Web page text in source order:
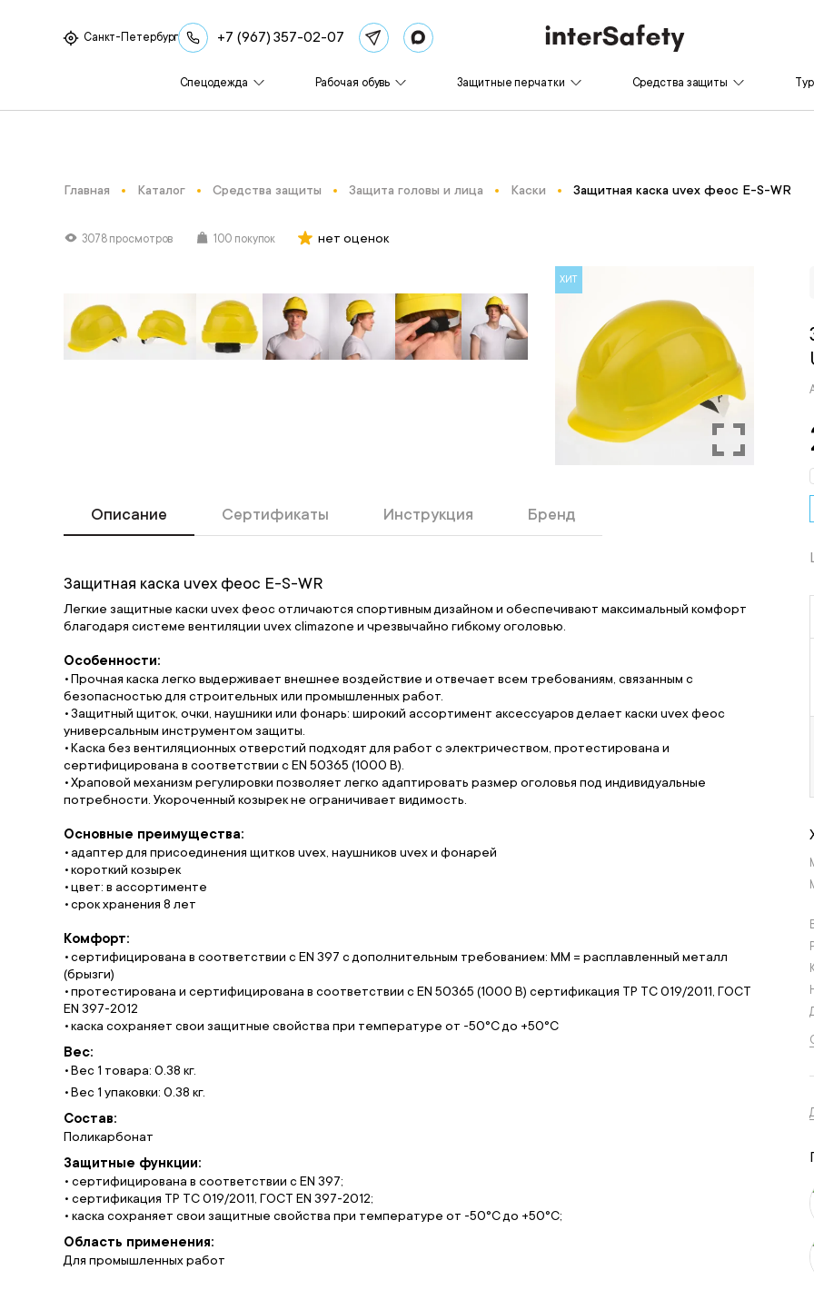
Санкт-Петербург +7 (967) 357-02-07
Спецодежда Рабочая обувь Защитные перчатки Средства защиты
Главная Каталог Средства защиты Защита головы и лица Каски Защитная каска uvex феос E-S-WR
3078 просмотров 100 покупок нет оценок
ХИТ
Описание Сертификаты Инструкция Бренд
Защитная каска uvex феос E-S-WR
Легкие защитные каски uvex феос отличаются спортивным дизайном и обеспечивают максимальный комфорт
благодаря системе вентиляции uvex climazone и чрезвычайно гибкому оголовью.
Особенности:
Прочная каска легко выдерживает внешнее воздействие и отвечает всем требованиям, связанным с
безопасностью для строительных или промышленных работ.
Защитный щиток, очки, наушники или фонарь: широкий ассортимент аксессуаров делает каски uvex феос
универсальным инструментом защиты.
Каска без вентиляционных отверстий подходят для работ с электричеством, протестирована и
сертифицирована в соответствии с EN 50365 (1000 В).
Храповой механизм регулировки позволяет легко адаптировать размер оголовья под индивидуальные
потребности. Укороченный козырек не ограничивает видимость.
Основные преимущества:
адаптер для присоединения щитков uvex, наушников uvex и фонарей
короткий козырек
цвет: в ассортименте
срок хранения 8 лет
Комфорт:
сертифицирована в соответствии с EN 397 с дополнительным требованием: MM = расплавленный металл
(брызги)
протестирована и сертифицирована в соответствии с EN 50365 (1000 В) сертификация ТР ТС 019/2011, ГОСТ
EN 397-2012
каска сохраняет свои защитные свойства при температуре от -50°С до +50°С
Вес:
Вес 1 товара: 0.38 кг.
Вес 1 упаковки: 0.38 кг.
Состав:
Поликарбонат
Защитные функции:
• сертифицирована в соответствии с EN 397;
• сертификация ТР ТС 019/2011, ГОСТ EN 397-2012;
• каска сохраняет свои защитные свойства при температуре от -50°С до +50°С;
Область применения:
Для промышленных работ